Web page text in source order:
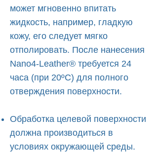
может мгновенно впитать
жидкость, например, гладкую
кожу, его следует мягко
отполировать. После нанесения
Nano4-Leather® требуется 24
часа (при 20ºC) для полного
отверждения поверхности.
Обработка целевой поверхности
должна производиться в
условиях окружающей среды.